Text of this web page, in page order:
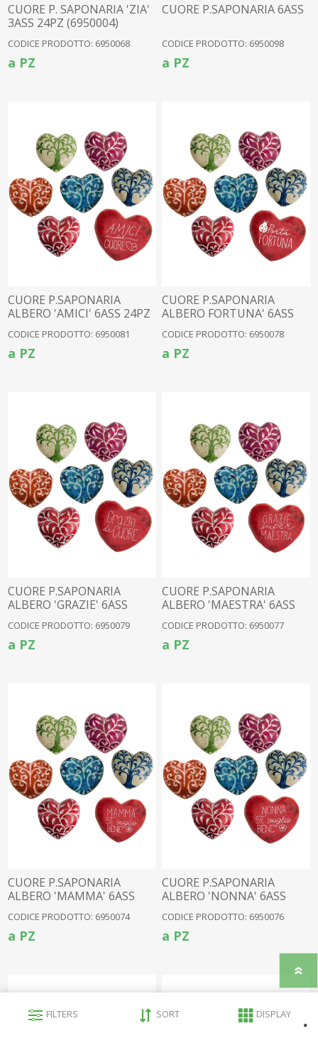
CUORE P. SAPONARIA 'ZIA'
3ASS 24PZ (6950004)
CODICE PRODOTTO: 6950068
a PZ
CUORE P.SAPONARIA 6ASS
CODICE PRODOTTO: 6950098
a PZ
CUORE P.SAPONARIA
ALBERO 'AMICI' 6ASS 24PZ
CODICE PRODOTTO: 6950081
a PZ
CUORE P.SAPONARIA
ALBERO FORTUNA' 6ASS
CODICE PRODOTTO: 6950078
a PZ
CUORE P.SAPONARIA
ALBERO 'GRAZIE' 6ASS
CODICE PRODOTTO: 6950079
a PZ
CUORE P.SAPONARIA
ALBERO 'MAESTRA' 6ASS
CODICE PRODOTTO: 6950077
a PZ
CUORE P.SAPONARIA
ALBERO 'MAMMA' 6ASS
CODICE PRODOTTO: 6950074
a PZ
CUORE P.SAPONARIA
ALBERO 'NONNA' 6ASS
CODICE PRODOTTO: 6950076
a PZ
FILTERS SORT DISPLAY